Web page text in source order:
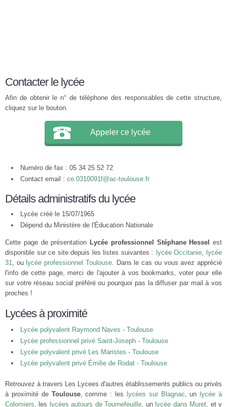
Contacter le lycée
Afin de obtenir le n° de téléphone des responsables de cette structure,
cliquez sur le bouton.
Appeler ce lycée
Numéro de fax : 05 34 25 52 72
Contact email : ce.0310091f@ac-toulouse.fr
Détails administratifs du lycée
Lycée créé le 15/07/1965
Dépend du Ministère de l'Éducation Nationale
Cette page de présentation Lycée professionnel Stéphane Hessel
est
disponible sur ce site depuis les listes suivantes : lycée Occitanie, lycée
31, ou lycée professionnel Toulouse. Dans le cas ou vous avez apprécié
l'info de cette page, merci de l'ajouter à vos bookmarks, voter pour elle
sur votre réseau social préféré ou pourquoi pas la diffuser par mail à vos
proches !
Lycées à proximité
Lycée polyvalent Raymond Naves - Toulouse
Lycée professionnel privé Saint-Joseph - Toulouse
Lycée polyvalent privé Les Maristes - Toulouse
Lycée polyvalent privé Émilie de Rodat - Toulouse
Retrouvez à travers Les Lycees d'autres établissements publics ou privés
à proximité de Toulouse, comme : les lycées sur Blagnac, un lycée à
Colomiers, les lycées autours de Tournefeuille, un lycée dans Muret, et y